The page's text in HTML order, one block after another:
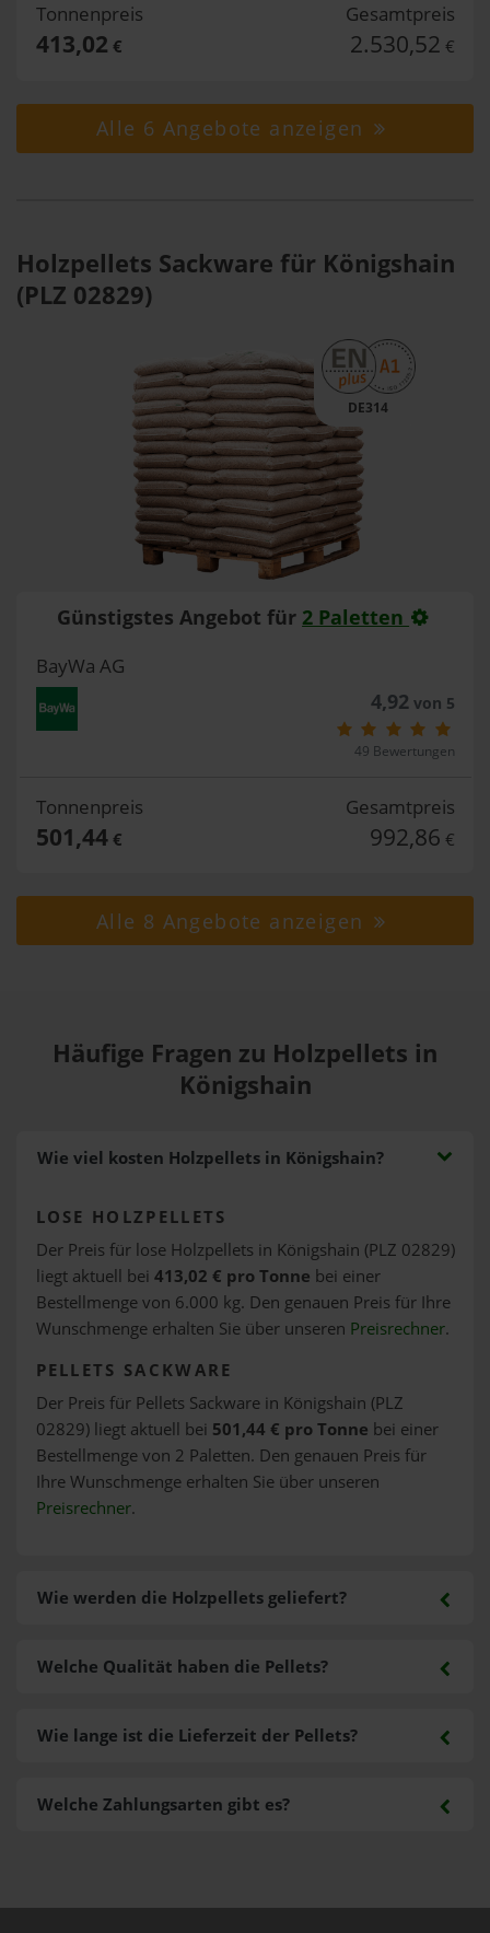
Tonnenpreis
413,02 €
Gesamtpreis
2.530,52 €
Alle 6 Angebote anzeigen
Holzpellets Sackware für Königshain
(PLZ 02829)
DE314
Günstigstes Angebot für 2 Paletten
BayWa AG
4,92von 5
49 Bewertungen
Tonnenpreis
501,44€
Gesamtpreis
992,86 €
Alle 8 Angebote anzeigen
Häufige Fragen zu Holzpellets in
Königshain
Wie viel kosten Holzpellets in Königshain?
LOSE HOLZPELLETS
Der Preis für lose Holzpellets in Königshain (PLZ 02829)
liegt aktuell bei 413,02 € pro Tonne bei einer
Bestellmenge von 6.000 kg. Den genauen Preis für Ihre
Wunschmenge erhalten Sie über unseren Preisrechner.
PELLETS SACKWARE
Der Preis für Pellets Sackware in Königshain (PLZ
02829) liegt aktuell bei 501,44 € pro Tonne bei einer
Bestellmenge von 2 Paletten. Den genauen Preis für
Ihre Wunschmenge erhalten Sie über unseren
Preisrechner.
Wie werden die Holzpellets geliefert?
Welche Zahlungsarten gibt es?
Welche Qualität haben die Pellets?
Wie lange ist die Lieferzeit der Pellets?